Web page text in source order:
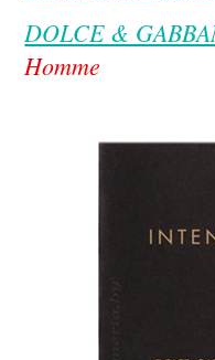
DOLCE &
Homme